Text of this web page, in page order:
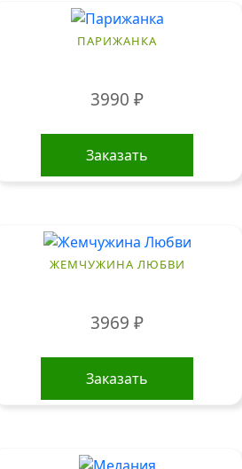
ПАРИЖАНКА
3990 ₽
Заказать
ЖЕМЧУЖИНА ЛЮБВИ
3969 ₽
Заказать